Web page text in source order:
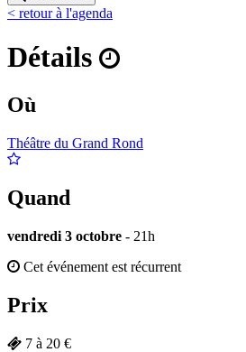
< retour à l'agenda
Détails
Où
Théâtre du Grand Rond
Quand
vendredi 3 octobre - 21h
Cet événement est récurrent
Prix
7 à 20 €